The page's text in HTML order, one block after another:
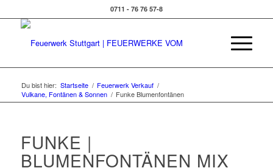
0711 - 76 76 57-8
Du bist hier: Startseite / Feuerwerk Verkauf /
Vulkane, Fontänen & Sonnen / Funke Blumenfontänen
FUNKE |
BLUMENFONTÄNEN MIX